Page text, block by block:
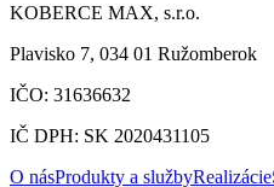
KOBERCE MAX, s.r.o.
Plavisko 7, 034 01 Ružomberok
IČO: 31636632
IČ DPH: SK 2020431105
O násProdukty a službyRealizácie